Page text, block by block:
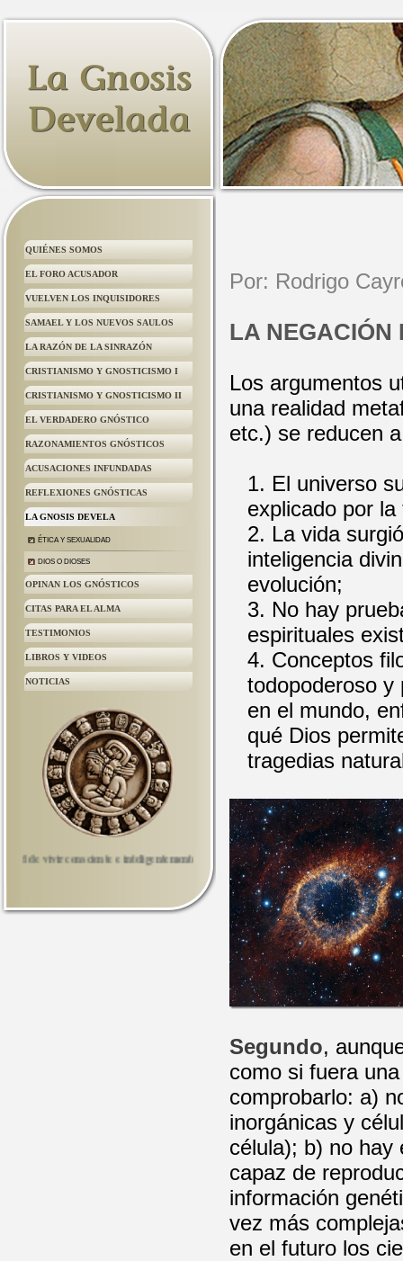
QUIÉNES SOMOS
EL FORO ACUSADOR
VUELVEN LOS INQUISIDORES
SAMAEL Y LOS NUEVOS SAULOS
LA RAZÓN DE LA SINRAZÓN
CRISTIANISMO Y GNOSTICISMO I
CRISTIANISMO Y GNOSTICISMO II
EL VERDADERO GNÓSTICO
RAZONAMIENTOS GNÓSTICOS
ACUSACIONES INFUNDADAS
REFLEXIONES GNÓSTICAS
LA GNOSIS DEVELA
ÉTICA Y SEXUALIDAD
DIOS O DIOSES
OPINAN LOS GNÓSTICOS
CITAS PARA EL ALMA
TESTIMONIOS
LIBROS Y VIDEOS
NOTICIAS
consciente e inteligentemente. Samael Aun Weor.
Por: Rodrigo
LA NEGACIÓN
Los argumentos
una realidad
etc.) se reducen
El universo
explicado por
La vida
inteligencia
evolución;
No hay
espirituales
Conceptos
todopoderoso y
en el mundo,
qué Dios
tragedias
Segundo,
como si fuera
comprobarlo: a)
inorgánicas y
célula); b) no hay
capaz de
información
vez más
en el futuro los